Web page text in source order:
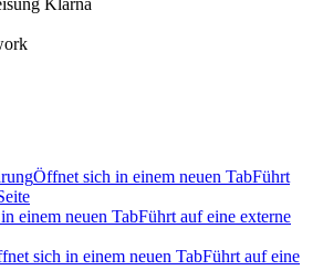
Öffnet sich in einem neuen TabFührt
einem neuen TabFührt auf eine externe
sich in einem neuen TabFührt auf eine